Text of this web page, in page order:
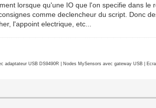
lorsque qu'une IO que l'on specifie dans le
comme declencheur du script. Donc
l'appoint electrique, etc...
USB DS9490R | Nodes MySensors avec gateway USB |